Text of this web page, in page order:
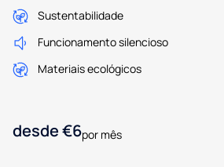
Sustentabilidade
Funcionamento silencioso
Materiais ecológicos
desde €6por mês